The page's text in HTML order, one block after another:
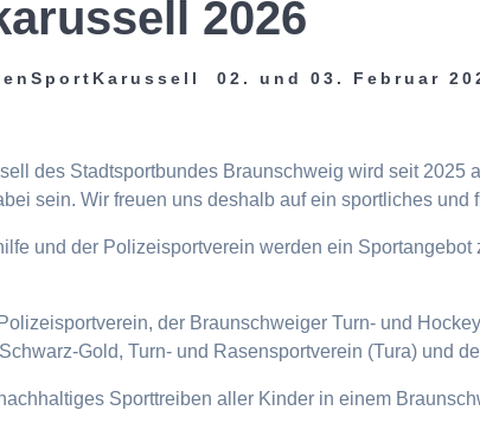
2026
02. und 03. Februar
des Stadtsportbundes Braunschweig wird seit
sein. Wir freuen uns deshalb auf ein sportliches und
und der Polizeisportverein werden ein
der Braunschweiger Turn- und
Gold, Turn- und Rasensportverein (Tura) und
Sporttreiben aller Kinder in einem